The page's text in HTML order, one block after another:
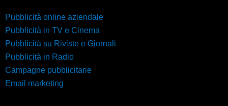
Pubblicità online aziendale
Pubblicità in TV e Cinema
Pubblicità su Riviste e Giornali
Pubblicità in Radio
Campagne pubblicitarie
Email marketing